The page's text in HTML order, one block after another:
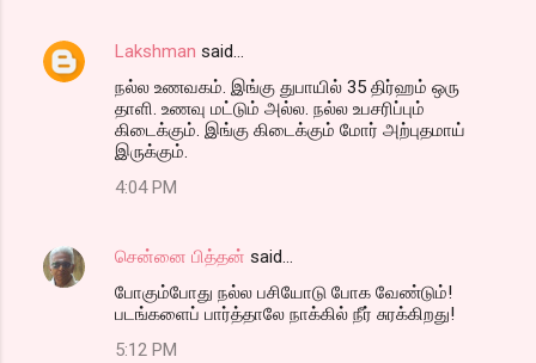
Lakshman said…
நல்ல உணவகம். இங்கு துபாயில் 35 திர்ஹம் ஒரு
தாளி. உணவு மட்டும் அல்ல. நல்ல உபசரிப்பும்
கிடைக்கும். இங்கு கிடைக்கும் மோர் அற்புதமாய்
இருக்கும்.
4:04 PM
சென்னை பித்தன் said…
போகும்போது நல்ல பசியோடு போக வேண்டும்!
படங்களைப் பார்த்தாலே நாக்கில் நீர் சுரக்கிறது!
5:12 PM